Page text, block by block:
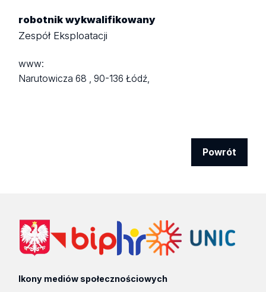
robotnik wykwalifikowany
Zespół Eksploatacji
www:
Narutowicza 68 ,90-136 Łódź,
Powrót
Ikony mediów społecznościowych